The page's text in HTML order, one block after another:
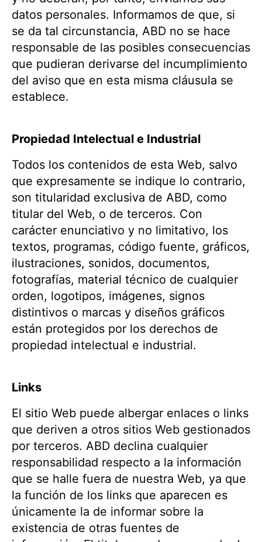
datos personales. Informamos de que, si
se da tal circunstancia, ABD no se hace
responsable de las posibles consecuencias
que pudieran derivarse del incumplimiento
del aviso que en esta misma cláusula se
establece.
Propiedad Intelectual e Industrial
Todos los contenidos de esta Web, salvo
que expresamente se indique lo contrario,
son titularidad exclusiva de ABD, como
titular del Web, o de terceros. Con
carácter enunciativo y no limitativo, los
textos, programas, código fuente, gráficos,
ilustraciones, sonidos, documentos,
fotografías, material técnico de cualquier
orden, logotipos, imágenes, signos
distintivos o marcas y diseños gráficos
están protegidos por los derechos de
propiedad intelectual e industrial.
Links
El sitio Web puede albergar enlaces o links
que deriven a otros sitios Web gestionados
por terceros. ABD declina cualquier
responsabilidad respecto a la información
que se halle fuera de nuestra Web, ya que
la función de los links que aparecen es
únicamente la de informar sobre la
existencia de otras fuentes de